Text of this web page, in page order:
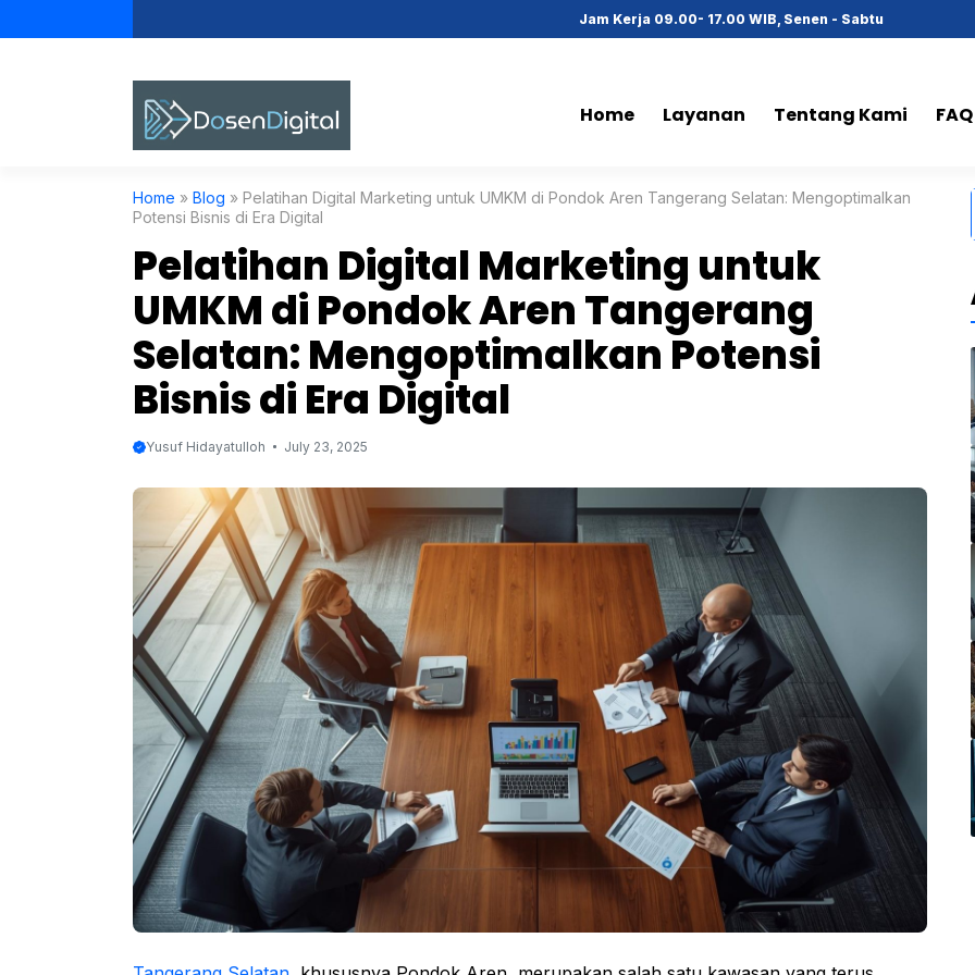
to
Jam Kerja 09.00- 17.00 WIB, Senen - Sabtu
Home Layanan Tentang Kami FAQ
Home » Blog » Pelatihan Digital Marketing untuk UMKM di Pondok Aren Tangerang Selatan: Mengoptimalkan
Potensi Bisnis di Era Digital
Pelatihan Digital Marketing untuk
UMKM di Pondok Aren Tangerang
Selatan: Mengoptimalkan Potensi
Bisnis di Era Digital
Yusuf Hidayatulloh July 23, 2025